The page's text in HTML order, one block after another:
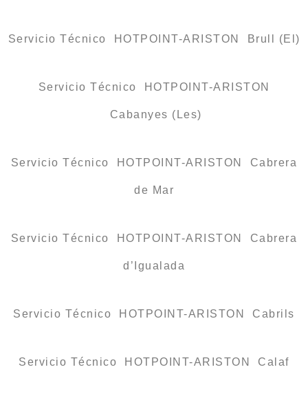
Servicio Técnico HOTPOINT-ARISTON Brull (El)
Servicio Técnico HOTPOINT-ARISTON
Cabanyes (Les)
Servicio Técnico HOTPOINT-ARISTON Cabrera
de Mar
Servicio Técnico HOTPOINT-ARISTON Cabrera
d’Igualada
Servicio Técnico HOTPOINT-ARISTON Cabrils
Servicio Técnico HOTPOINT-ARISTON Calaf